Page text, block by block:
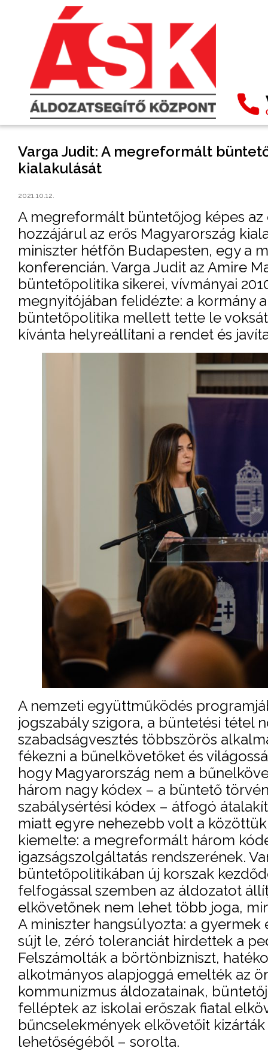
Varga Judit: A megreformált
kialakulását
2021.10.12.
A megreformált büntetőjog képes
hozzájárul az erős Magyarország
miniszter hétfőn Budapesten, egy a
konferencián. Varga Judit az Amire
büntetőpolitika sikerei, vívmányai
megnyitójában felidézte: a kormány
büntetőpolitika mellett tette le
kívánta helyreállítani a rendet és
A nemzeti együttműködés
jogszabály szigora, a büntetési tétel
szabadságvesztés többszörös
fékezni a bűnelkövetőket és
hogy Magyarország nem a
három nagy kódex – a büntető
szabálysértési kódex – átfogó
miatt egyre nehezebb volt a
kiemelte: a megreformált három
igazságszolgáltatás rendszerének.
büntetőpolitikában új korszak
felfogással szemben az áldozatot
elkövetőnek nem lehet több joga,
A miniszter hangsúlyozta: a
sújt le, zéró toleranciát hirdettek a
Felszámolták a börtönbizniszt,
alkotmányos alapjoggá emelték az
kommunizmus áldozatainak,
felléptek az iskolai erőszak fiatal
bűncselekmények elkövetőit
lehetőségéből – sorolta.